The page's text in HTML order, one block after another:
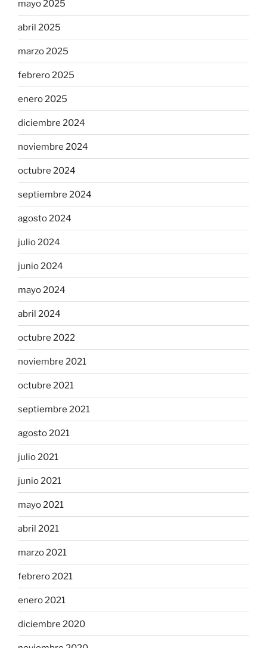
mayo 2025
abril 2025
marzo 2025
febrero 2025
enero 2025
diciembre 2024
noviembre 2024
octubre 2024
septiembre 2024
agosto 2024
julio 2024
junio 2024
mayo 2024
abril 2024
octubre 2022
noviembre 2021
octubre 2021
septiembre 2021
agosto 2021
julio 2021
junio 2021
mayo 2021
abril 2021
marzo 2021
febrero 2021
enero 2021
diciembre 2020